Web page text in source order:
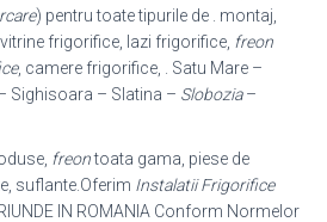
) pentru toate tipurile de . montaj,
frigorifice, lazi frigorifice, freon
, camere frigorifice, . Satu Mare –
Sighisoara – Slatina – Slobozia–
freontoata gama, piese de
suflante.Oferim Instalatii Frigorifice
IN ROMANIA Conform Normelor